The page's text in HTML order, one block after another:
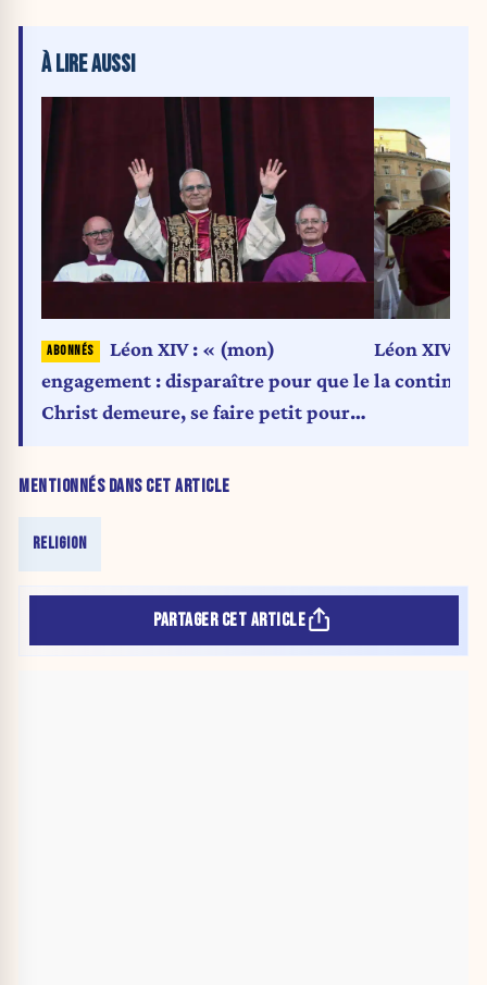
MENTIONNÉS DANS CET ARTICLE
RELIGION
À LIRE AUSSI
Léon XIV : « (mon)
engagement : disparaître pour que le
Christ demeure, se faire petit pour
Léon XIV,
la
PARTAGER CET ARTICLE